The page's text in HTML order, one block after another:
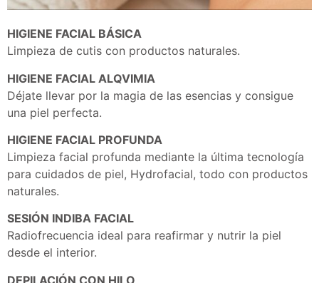
HIGIENE FACIAL BÁSICA
Limpieza de cutis con productos naturales.
HIGIENE FACIAL ALQVIMIA
Déjate llevar por la magia de las esencias y consigue
una piel perfecta.
HIGIENE FACIAL PROFUNDA
Limpieza facial profunda mediante la última tecnología
para cuidados de piel, Hydrofacial, todo con productos
naturales.
SESIÓN INDIBA FACIAL
Radiofrecuencia ideal para reafirmar y nutrir la piel
desde el interior.
DEPILACIÓN CON HILO